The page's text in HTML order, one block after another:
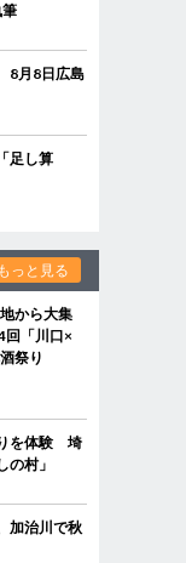
8月8日広島
足し算
もっと見る
から大集
「川口×
祭り
を体験 埼
村」
加治川で秋